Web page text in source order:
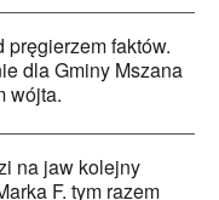
pręgierzem faktów.
dla Gminy Mszana
wójta.
na jaw kolejny
F. tym razem